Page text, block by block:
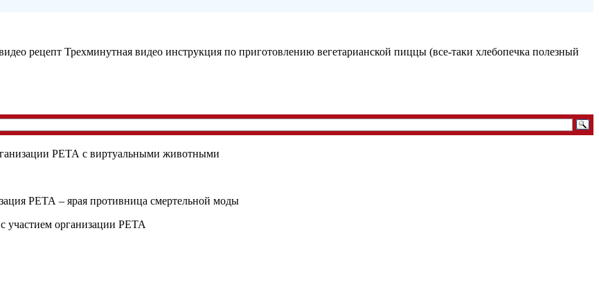
Трехминутная видео инструкция по приготовлению вегетарианской пиццы (все-таки хлебопечка полезный